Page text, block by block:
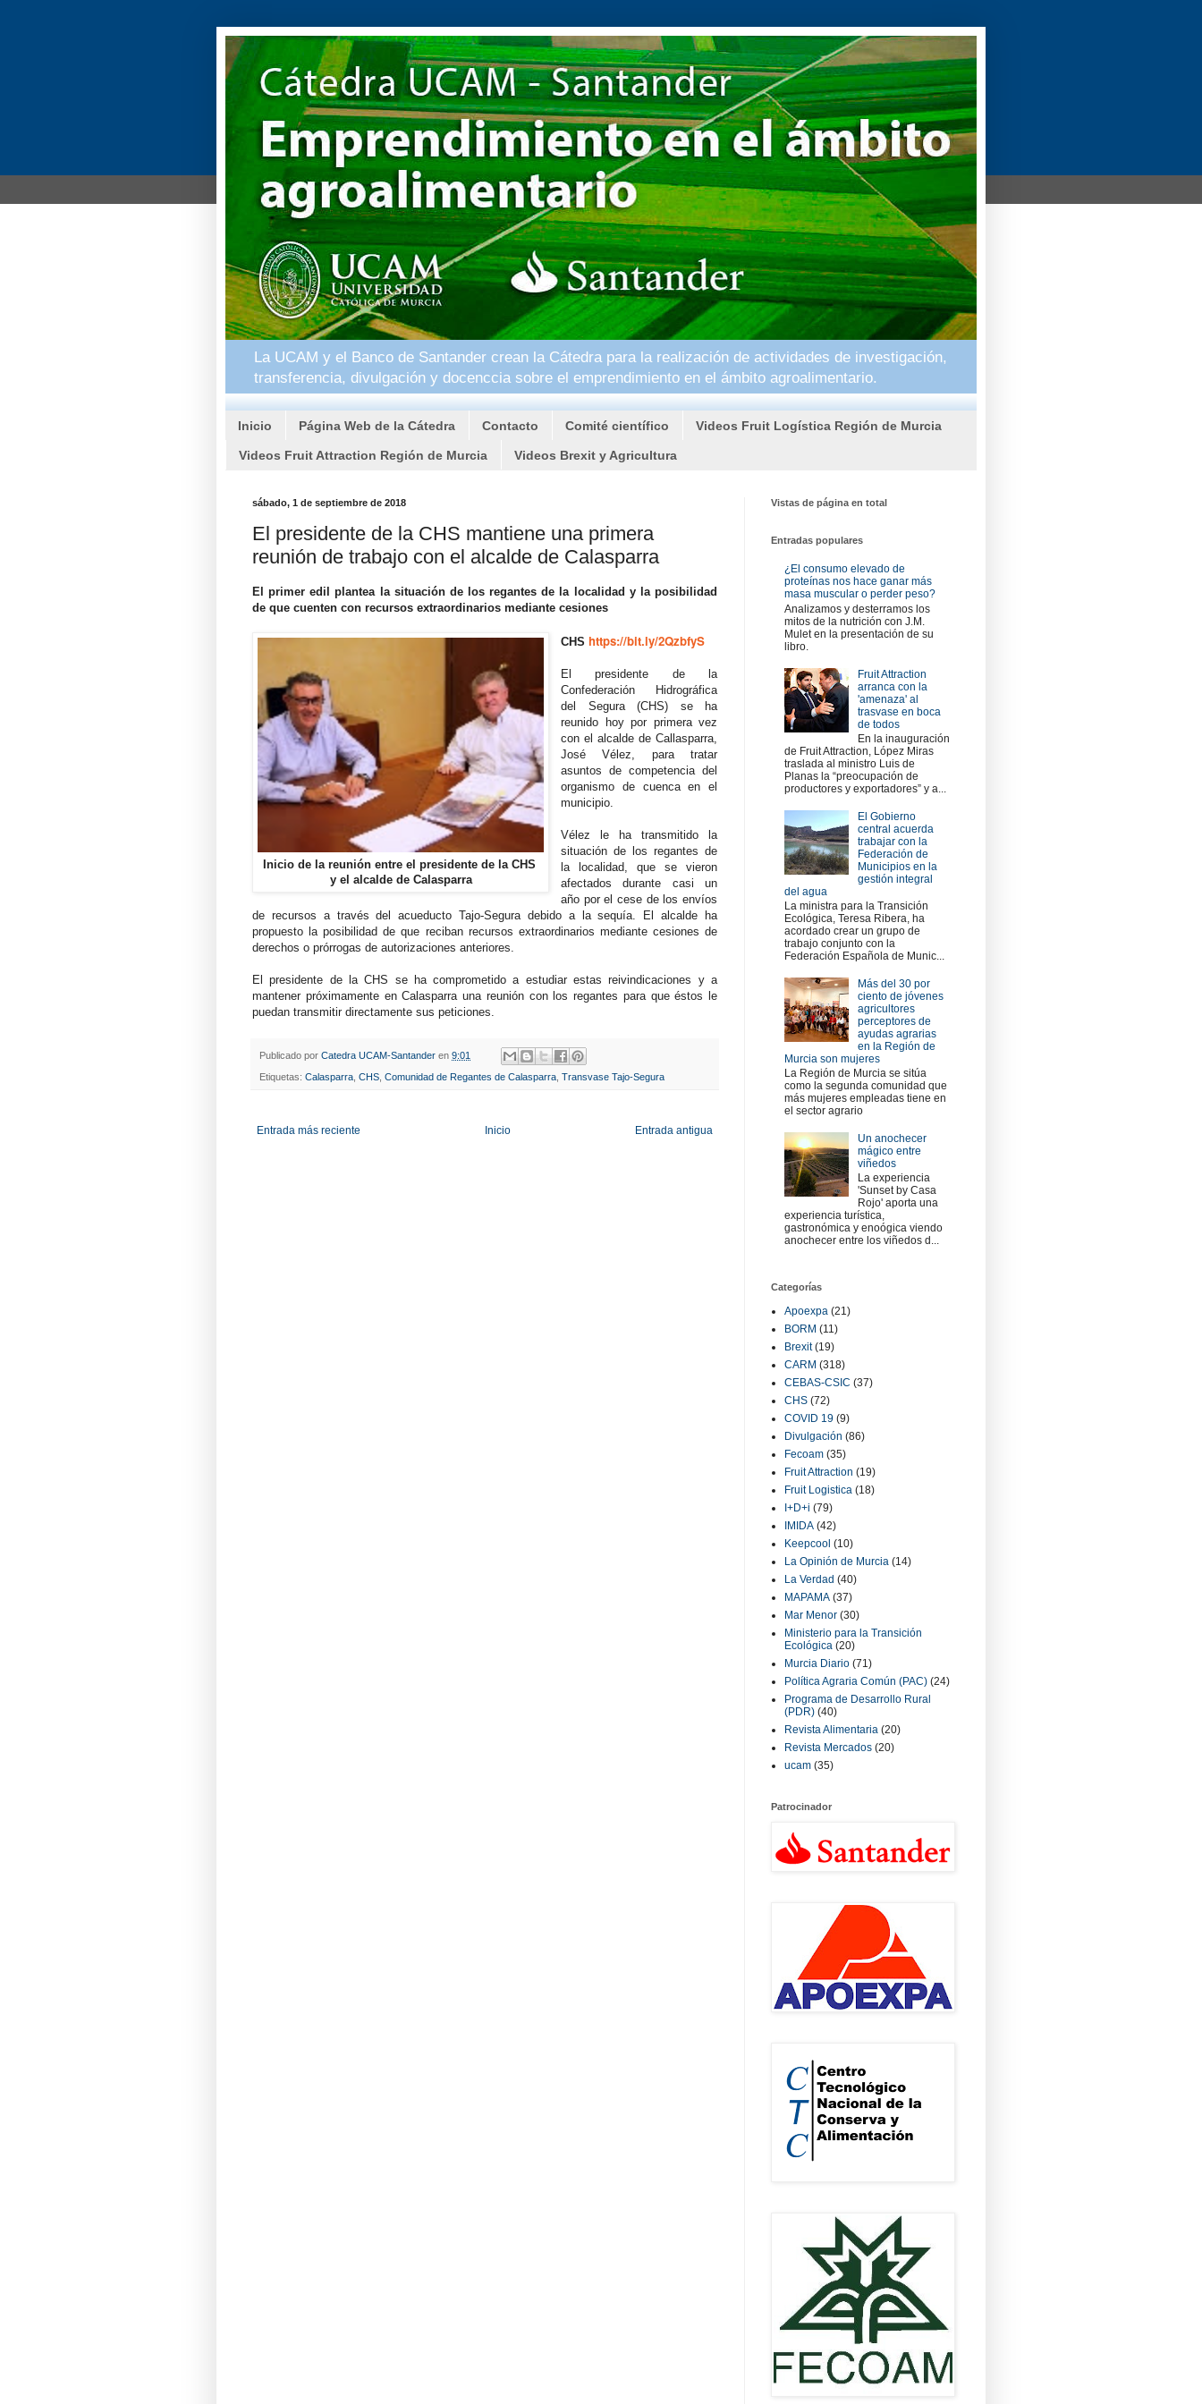
La UCAM y el Banco de Santander crean la Cátedra para la realización de actividades de investigación,
transferencia, divulgación y docenccia sobre el emprendimiento en el ámbito agroalimentario.
Inicio Página Web de la Cátedra Contacto Comité científico Videos Fruit Logística Región de Murcia
Videos Fruit Attraction Región de Murcia Videos Brexit y Agricultura
sábado, 1 de septiembre de 2018
El presidente de la CHS mantiene una primera
reunión de trabajo con el alcalde de Calasparra
El primer edil plantea la situación de los regantes de la localidad y la posibilidad
de que cuenten con recursos extraordinarios mediante cesiones
Inicio de la reunión entre el presidente de la CHS
y el alcalde de Calasparra
CHShttps://bit.ly/2QzbfyS
El presidente de la
Confederación Hidrográfica
del Segura (CHS) se ha
reunido hoy por primera vez
con el alcalde de Callasparra,
José Vélez, para tratar
asuntos de competencia del
organismo de cuenca en el
municipio.
Vélez le ha transmitido la
situación de los regantes de
la localidad, que se vieron
afectados durante casi un
año por el cese de los envíos
de recursos a través del acueducto Tajo-Segura debido a la sequía. El alcalde ha
propuesto la posibilidad de que reciban recursos extraordinarios mediante cesiones de
derechos o prórrogas de autorizaciones anteriores.
El presidente de la CHS se ha comprometido a estudiar estas reivindicaciones y a
mantener próximamente en Calasparra una reunión con los regantes para que éstos le
puedan transmitir directamente sus peticiones.
Publicado por Catedra UCAM-Santander en 9:01
Etiquetas: Calasparra CHS Comunidad de Regantes de Calasparra Transvase Tajo-Segura
Entrada más reciente Entrada antigua
Inicio
Vistas de página en total
Entradas populares
¿El consumo elevado de
proteínas nos hace ganar más
masa muscular o perder peso?
Analizamos y desterramos los
mitos de la nutrición con J.M.
Mulet en la presentación de su
libro.
Fruit Attraction
arranca con la
'amenaza' al
trasvase en boca
de todos
En la inauguración
de Fruit Attraction, López Miras
traslada al ministro Luis de
Planas la “preocupación de
productores y exportadores” y a...
El Gobierno
central acuerda
trabajar con la
Federación de
Municipios en la
gestión integral
del agua
La ministra para la Transición
Ecológica, Teresa Ribera, ha
acordado crear un grupo de
trabajo conjunto con la
Federación Española de Munic...
Más del 30 por
ciento de jóvenes
agricultores
perceptores de
ayudas agrarias
en la Región de
Murcia son mujeres
La Región de Murcia se sitúa
como la segunda comunidad que
más mujeres empleadas tiene en
el sector agrario
Un anochecer
mágico entre
viñedos
La experiencia
'Sunset by Casa
Rojo' aporta una
experiencia turística,
gastronómica y enoógica viendo
anochecer entre los viñedos d...
Categorías
Apoexpa (21)
BORM (11)
Brexit (19)
CARM (318)
CEBAS-CSIC (37)
CHS (72)
COVID 19 (9)
Divulgación (86)
Fecoam (35)
Fruit Attraction (19)
Fruit Logistica (18)
I+D+i (79)
IMIDA (42)
Keepcool (10)
La Opinión de Murcia (14)
La Verdad (40)
MAPAMA (37)
Mar Menor (30)
Ministerio para la Transición
Ecológica (20)
Murcia Diario (71)
Política Agraria Común (PAC) (24)
Programa de Desarrollo Rural
(PDR) (40)
Revista Alimentaria (20)
Revista Mercados (20)
ucam (35)
Patrocinador